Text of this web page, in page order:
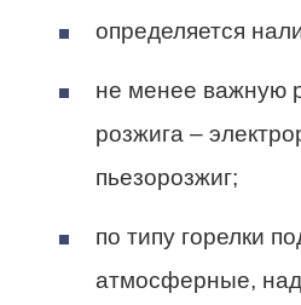
определяется
не менее важную
розжига –
пьезорозжиг;
по типу горелки
атмосферные,